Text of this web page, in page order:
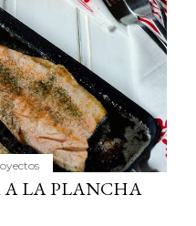
A LA PLANCHA